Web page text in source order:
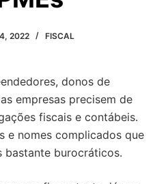
2022 FISCAL
donos de
empresas precisem de
fiscais e contábeis.
e nomes complicados que
bastante burocráticos.